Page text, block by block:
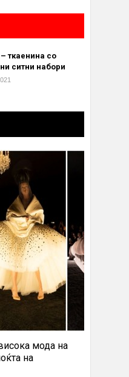
ткаенина со
ситни набори
мода на
на